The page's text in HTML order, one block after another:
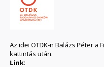
Az idei OTDK-n Balázs Péter
kattintás után.
Link: